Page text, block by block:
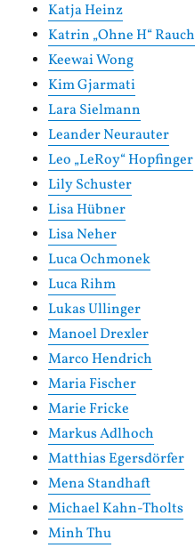
Katja Heinz
Katrin „Ohne H“ Rauch
Keewai Wong
Kim Gjarmati
Lara Sielmann
Leander Neurauter
Leo „LeRoy“ Hopfinger
Lily Schuster
Lisa Hübner
Lisa Neher
Luca Ochmonek
Luca Rihm
Lukas Ullinger
Manoel Drexler
Marco Hendrich
Maria Fischer
Marie Fricke
Markus Adlhoch
Matthias Egersdörfer
Mena Standhaft
Michael Kahn-Tholts
Minh Thu